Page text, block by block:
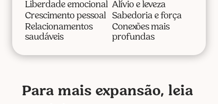
Liberdade emocional Alívio e leveza
Crescimento pessoal
Sabedoria e força
Relacionamentos
saudáveis
Conexões mais
profundas
Para mais expansão, leia